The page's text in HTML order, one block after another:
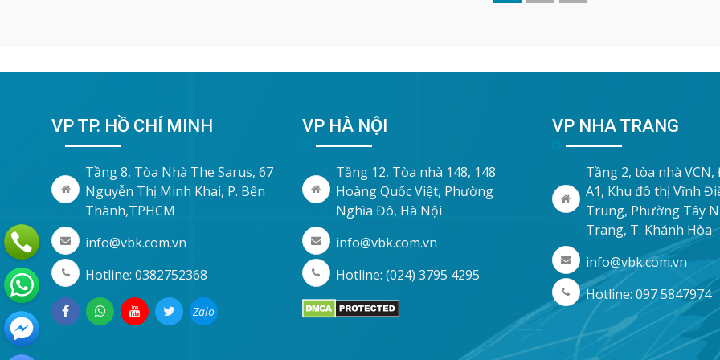
VP TP. HỒ CHÍ MINH
Tầng 8, Tòa Nhà The Sarus, 67
Nguyễn Thị Minh Khai, P. Bến
Thành,TPHCM
info@vbk.com.vn
Hotline: 0382752368
Zalo
VP HÀ NỘI
Tầng 12, Tòa nhà 148, 148
Hoàng Quốc Việt, Phường
Nghĩa Đô, Hà Nội
info@vbk.com.vn
Hotline: (024) 3795 4295
VP NHA TRANG
Tầng 2, tòa nhà
A1, Khu đô thị Vĩnh
Trung, Phường Tây
Trang, T. Khánh Hòa
info@vbk.com.vn
Hotline: 097 5847974